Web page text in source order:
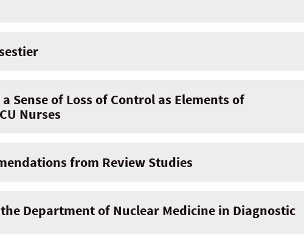
Sense of Loss of Control as Elements of
Nurses
from Review Studies
Department of Nuclear Medicine in Diagnostic